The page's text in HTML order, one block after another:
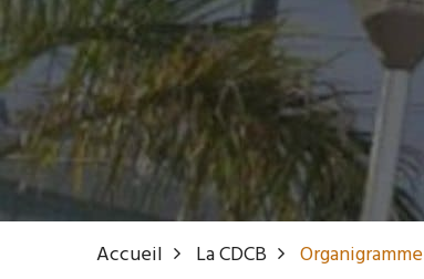
Accueil La CDCB Organigramme